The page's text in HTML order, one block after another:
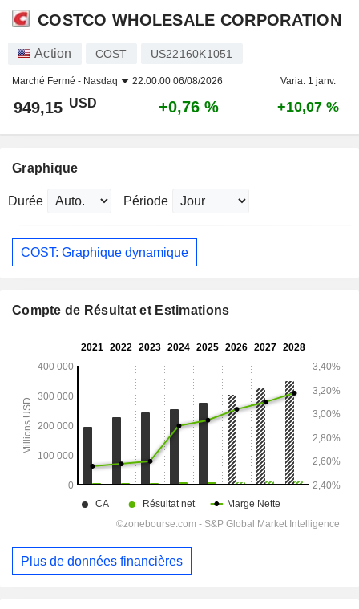
COSTCO WHOLESALE CORPORATION
Action COST US22160K1051
Marché Fermé - Nasdaq 22:00:00 06/08/2026 Varia. 1 janv.
949,15 USD +0,76 % +10,07 %
Graphique
Durée Période
COST: Graphique dynamique
Compte de Résultat et Estimations
Plus de données financières